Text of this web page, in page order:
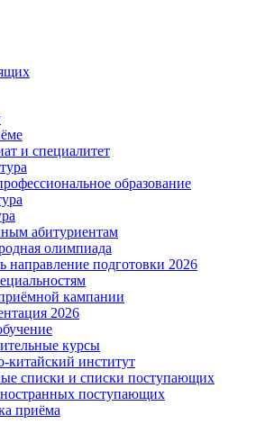
и специалитет
образование
абитуриентам
олимпиада
направление подготовки 2026
кампании
2026
курсы
китайский институт
списки и списки поступающих
поступающих
приёма